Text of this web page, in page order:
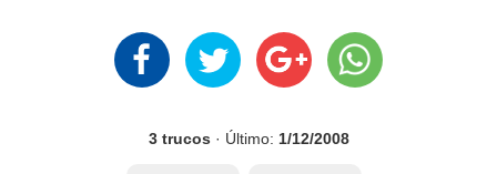
3 trucos · Último: 1/12/2008